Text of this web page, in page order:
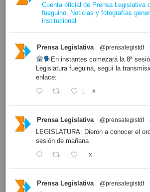
Cuenta oficial de Prensa Legislativa
fueguino. Noticias y fotografías
institucional.
Prensa Legislativa @prensalegistdf ·
En instantes comezará la 8ª
Legislatura fueguina, seguí la
enlace:
1 X
Prensa Legislativa @prensalegistdf ·
LEGISLATURA: Dieron a conocer el
sesión de mañana
X
Prensa Legislativa @prensalegistdf ·